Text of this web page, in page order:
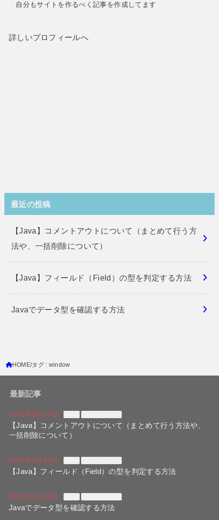
自分もサイトを作るべく記事を作成してます
詳しいプロフィールへ
最近の投稿
【Java】コメントアウトについて（まとめて行う方
法や、一括削除について）
【Java】フィールド（Field）の型を判定する方法
Javaでデータ型を確認する方法
HOME タグ : window
最新記事
2025年8月17日
【Java】コメントアウトについて（まとめて行う方法や、
一括削除について）
2025年6月10日
【Java】フィールド（Field）の型を判定する方法
2025年6月10日
Javaでデータ型を確認する方法